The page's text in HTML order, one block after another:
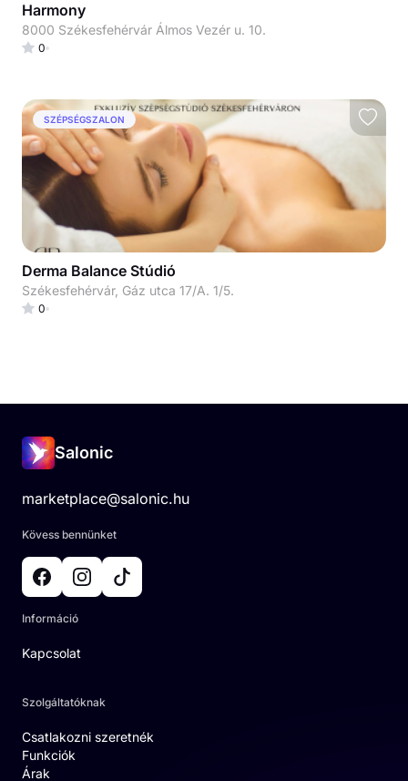
Harmony
8000 Székesfehérvár Álmos Vezér u. 10.
0
SZÉPSÉGSZALON
Derma Balance Stúdió
Székesfehérvár, Gáz utca 17/A. 1/5.
0
Salonic
marketplace@salonic.hu
Kövess bennünket
Információ
Kapcsolat
Szolgáltatóknak
Csatlakozni szeretnék
Funkciók
Árak